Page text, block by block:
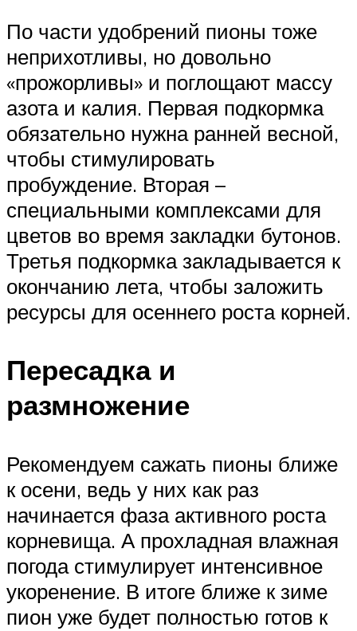
По части удобрений пионы тоже
неприхотливы, но довольно
«прожорливы» и поглощают массу
азота и калия. Первая подкормка
обязательно нужна ранней весной,
чтобы стимулировать
пробуждение. Вторая –
специальными комплексами для
цветов во время закладки бутонов.
Третья подкормка закладывается к
окончанию лета, чтобы заложить
ресурсы для осеннего роста корней.
Пересадка и
размножение
Рекомендуем сажать пионы ближе
к осени, ведь у них как раз
начинается фаза активного роста
корневища. А прохладная влажная
погода стимулирует интенсивное
укоренение. В итоге ближе к зиме
пион уже будет полностью готов к